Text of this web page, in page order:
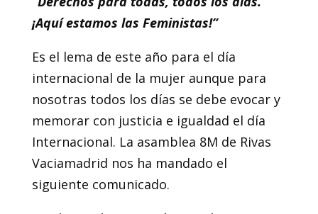
¡Aquí estamos las Feministas!”
Es el lema de este año para el día
internacional de la mujer aunque para
nosotras todos los días se debe evocar y
memorar con justicia e igualdad el día
Internacional. La asamblea 8M de Rivas
Vaciamadrid nos ha mandado el
siguiente comunicado.